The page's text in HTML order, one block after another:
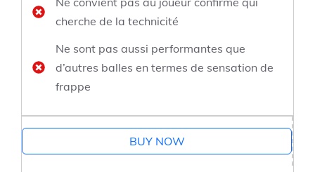
cherche de la technicité
Ne sont pas aussi performantes que
d’autres balles en termes de sensation de
frappe
BUY NOW